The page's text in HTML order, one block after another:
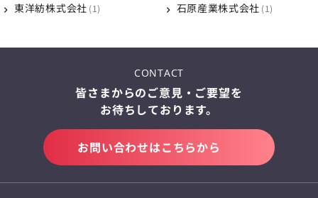
東洋紡株式会社 1 石原産業株式会社 1
CONTACT
皆さまからのご意見・ご要望を
お待ちしております。
お問い合わせはこちらから